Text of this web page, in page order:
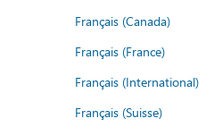
Français (Canada)
Français (France)
Français (International)
Français (Suisse)